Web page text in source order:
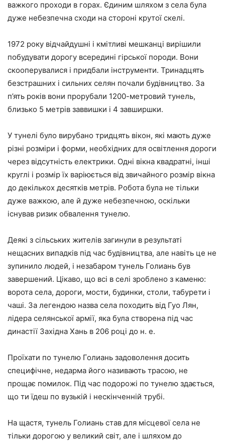
важкого проходи в горах. Єдиним шляхом з села була
дуже небезпечна сходи на стороні крутої скелі.
1972 року відчайдушні і кмітливі мешканці вирішили
побудувати дорогу всередині гірської породи. Вони
скооперувалися і придбали інструменти. Тринадцять
безстрашних і сильних селян почали будівництво. За
п’ять років вони прорубали 1200-метровий тунель,
близько 5 метрів заввишки і 4 завширшки.
У тунелі було вирубано тридцять вікон, які мають дуже
різні розміри і форми, необхідних для освітлення дороги
через відсутність електрики. Одні вікна квадратні, інші
круглі і розмір їх варіюється від звичайного розмір вікна
до декількох десятків метрів. Робота була не тільки
дуже важкою, але й дуже небезпечною, оскільки
існував ризик обвалення тунелю.
Деякі з сільських жителів загинули в результаті
нещасних випадків під час будівництва, але навіть це не
зупинило людей, і незабаром тунель Голиань був
завершений. Цікаво, що всі в селі зроблено з каменю:
ворота села, дороги, мости, будинки, столи, табурети і
чаші. За легендою назва села походить від Гуо Лян,
лідера селянської армії, яка була створена під час
династії Західна Хань в 206 році до н. е.
Проїхати по тунелю Голиань задоволення досить
специфічне, недарма його називають трасою, не
прощає помилок. Під час подорожі по тунелю здається,
що ти їдеш по вузькій і нескінченній трубі.
На щастя, тунель Голиань став для місцевої села не
тільки дорогою у великий світ, але і шляхом до